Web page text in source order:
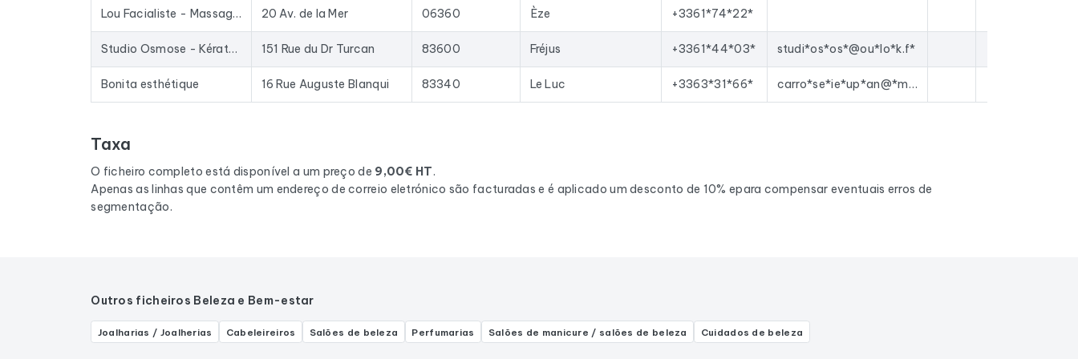
Lou Facialiste - Massage du visage d'exception - Èze & Paris - Kobido - Gua sha - Drainage facial - Stretching facial 20 Av. de la Mer 06360 Èze +3361*74*22*
Studio Osmose - Kératothérapeute® & drainages post-opératoires 151 Rue du Dr Turcan 83600 Fréjus +3361*44*03* studi*os*os*@ou*lo*k.f*
Bonita esthétique 16 Rue Auguste Blanqui 83340 Le Luc +3363*31*66* carro*se*ie*up*an@*ma*l.c*m
Taxa
O ficheiro completo está disponível a um preço de 9,00€ HT.
Apenas as linhas que contêm um endereço de correio eletrónico são facturadas e é aplicado um desconto de 10% epara compensar eventuais erros de
segmentação.
Outros ficheiros Beleza e Bem-estar
Joalharias / Joalherias Cabeleireiros Salões de beleza Perfumarias Salões de manicure / salões de beleza Cuidados de beleza